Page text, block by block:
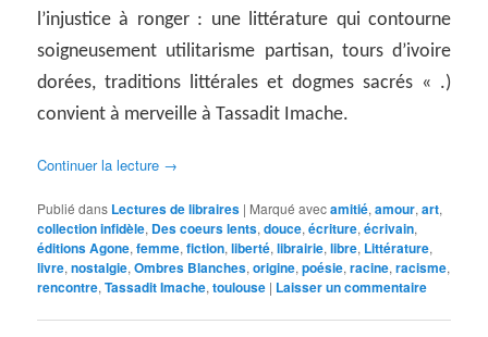
l’injustice à ronger : une littérature qui contourne
soigneusement utilitarisme partisan, tours d’ivoire
dorées, traditions littérales et dogmes sacrés « .)
convient à merveille à Tassadit Imache.
Continuer la lecture →
Publié dans Lectures de libraires | Marqué avecamitié,amour,art,
collection infidèle, Des coeurs lents,douce,écriture,écrivain,
éditions Agone,femme,fiction,liberté,librairie,libre, Littérature,
livre,nostalgie,Ombres Blanches,origine,poésie,racine,racisme,
rencontre,Tassadit Imache,toulouse | Laisser un commentaire